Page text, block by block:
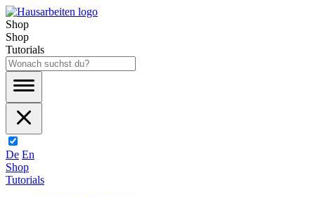
Shop
Shop
Tutorials
De En
Shop
Tutorials